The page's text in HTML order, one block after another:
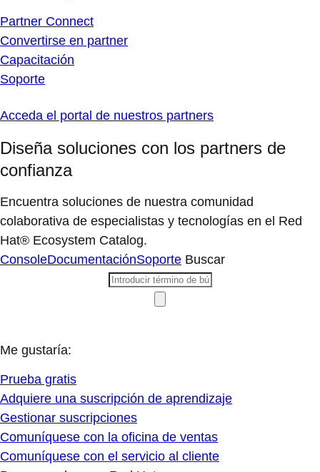
Partner Connect
Convertirse en partner
Capacitación
Soporte
Acceda el portal de nuestros partners
Diseña soluciones con los partners de
confianza
Encuentra soluciones de nuestra comunidad
colaborativa de especialistas y tecnologías en el Red
Hat® Ecosystem Catalog.
ConsoleDocumentaciónSoporte Buscar
Me gustaría:
Prueba gratis
Adquiere una suscripción de aprendizaje
Gestionar suscripciones
Comuníquese con la oficina de ventas
Comuníquese con el servicio al cliente